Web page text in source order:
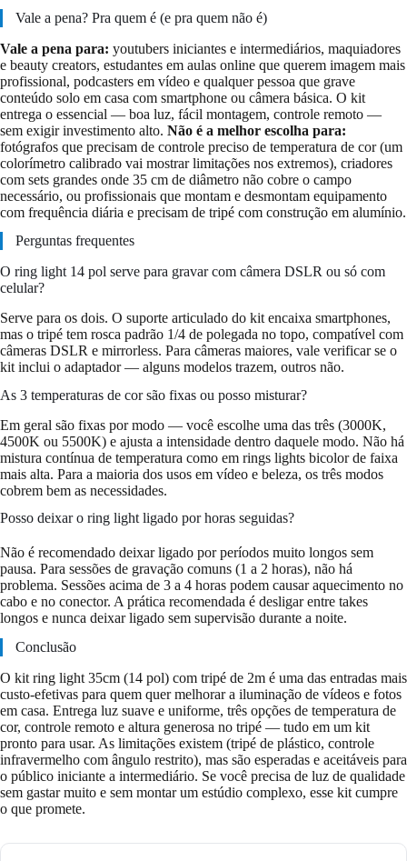
Vale a pena? Pra quem é (e pra quem não é)
Vale a pena para: youtubers iniciantes e intermediários, maquiadores
e beauty creators, estudantes em aulas online que querem imagem mais
profissional, podcasters em vídeo e qualquer pessoa que grave
conteúdo solo em casa com smartphone ou câmera básica. O kit
entrega o essencial — boa luz, fácil montagem, controle remoto —
sem exigir investimento alto. Não é a melhor escolha para:
fotógrafos que precisam de controle preciso de temperatura de cor (um
colorímetro calibrado vai mostrar limitações nos extremos), criadores
com sets grandes onde 35 cm de diâmetro não cobre o campo
necessário, ou profissionais que montam e desmontam equipamento
com frequência diária e precisam de tripé com construção em alumínio.
Perguntas frequentes
O ring light 14 pol serve para gravar com câmera DSLR ou só com
celular?
Serve para os dois. O suporte articulado do kit encaixa smartphones,
mas o tripé tem rosca padrão 1/4 de polegada no topo, compatível com
câmeras DSLR e mirrorless. Para câmeras maiores, vale verificar se o
kit inclui o adaptador — alguns modelos trazem, outros não.
As 3 temperaturas de cor são fixas ou posso misturar?
Em geral são fixas por modo — você escolhe uma das três (3000K,
4500K ou 5500K) e ajusta a intensidade dentro daquele modo. Não há
mistura contínua de temperatura como em rings lights bicolor de faixa
mais alta. Para a maioria dos usos em vídeo e beleza, os três modos
cobrem bem as necessidades.
Posso deixar o ring light ligado por horas seguidas?
Não é recomendado deixar ligado por períodos muito longos sem
pausa. Para sessões de gravação comuns (1 a 2 horas), não há
problema. Sessões acima de 3 a 4 horas podem causar aquecimento no
cabo e no conector. A prática recomendada é desligar entre takes
longos e nunca deixar ligado sem supervisão durante a noite.
Conclusão
O kit ring light 35cm (14 pol) com tripé de 2m é uma das entradas mais
custo-efetivas para quem quer melhorar a iluminação de vídeos e fotos
em casa. Entrega luz suave e uniforme, três opções de temperatura de
cor, controle remoto e altura generosa no tripé — tudo em um kit
pronto para usar. As limitações existem (tripé de plástico, controle
infravermelho com ângulo restrito), mas são esperadas e aceitáveis para
o público iniciante a intermediário. Se você precisa de luz de qualidade
sem gastar muito e sem montar um estúdio complexo, esse kit cumpre
o que promete.